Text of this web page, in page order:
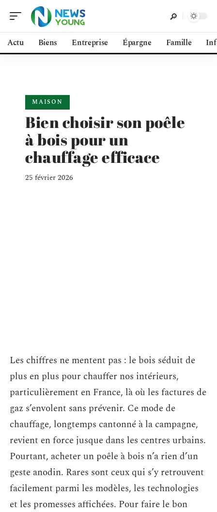
Actu Biens Entreprise Épargne Famille
MAISON
Bien choisir son poêle
à bois pour un
chauffage efficace
25 février 2026
Les chiffres ne mentent pas : le bois séduit de
plus en plus pour chauffer nos intérieurs,
particulièrement en France, là où les factures de
gaz s’envolent sans prévenir. Ce mode de
chauffage, longtemps cantonné à la campagne,
revient en force jusque dans les centres urbains.
Pourtant, acheter un poêle à bois n’a rien d’un
geste anodin. Rares sont ceux qui s’y retrouvent
facilement parmi les modèles, les technologies
et les promesses affichées. Pour faire le bon